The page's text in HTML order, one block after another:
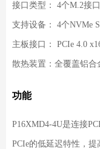
接口类型： 4个M.2接口
支持设备： 4个NVMe
主板接口： PCIe 4.0
散热装置：全覆盖铝合
功能
P16XMD4-4U是连接
PCIe的低延迟特性，提